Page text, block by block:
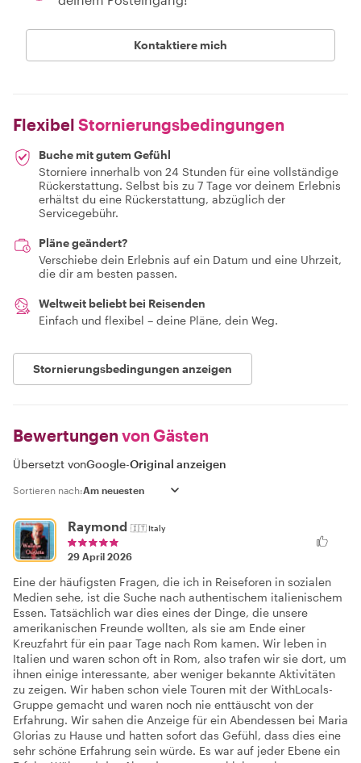
Kontaktiere mich
Flexibel Stornierungsbedingungen
Buche mit gutem Gefühl
Storniere innerhalb von 24 Stunden für eine vollständige
Rückerstattung. Selbst bis zu 7 Tage vor deinem Erlebnis
erhältst du eine Rückerstattung, abzüglich der
Servicegebühr.
Pläne geändert?
Verschiebe dein Erlebnis auf ein Datum und eine Uhrzeit,
die dir am besten passen.
Weltweit beliebt bei Reisenden
Einfach und flexibel – deine Pläne, dein Weg.
Stornierungsbedingungen anzeigen
Bewertungen von Gästen
Übersetzt vonGoogle-Original anzeigen
Sortieren nach:
Raymond 🇮🇹Italy
29 April 2026
Eine der häufigsten Fragen, die ich in Reiseforen in sozialen
Medien sehe, ist die Suche nach authentischem italienischem
Essen. Tatsächlich war dies eines der Dinge, die unsere
amerikanischen Freunde wollten, als sie am Ende einer
Kreuzfahrt für ein paar Tage nach Rom kamen. Wir leben in
Italien und waren schon oft in Rom, also trafen wir sie dort, um
ihnen einige interessante, aber weniger bekannte Aktivitäten
zu zeigen. Wir haben schon viele Touren mit der WithLocals-
Gruppe gemacht und waren noch nie enttäuscht von der
Erfahrung. Wir sahen die Anzeige für ein Abendessen bei Maria
Glorias zu Hause und hatten sofort das Gefühl, dass dies eine
sehr schöne Erfahrung sein würde. Es war auf jeder Ebene ein